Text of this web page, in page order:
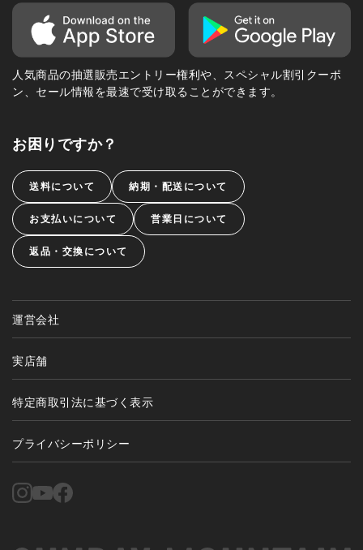
人気商品の抽選販売エントリー権利や、スペシャル割引クーポ
ン、セール情報を最速で受け取ることができます。
お困りですか？
送料について 納期・配送について
お支払いについて 営業日について
返品・交換について
運営会社
実店舗
特定商取引法に基づく表示
プライバシーポリシー